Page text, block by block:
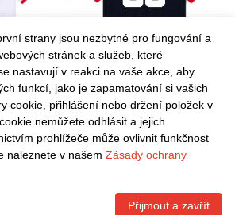
Danxen Pánské Shavy
Babicka #80 Černočervená
Daleko Hráčské Dresy
2025/26 Dres
Kč1.542,60
strany jsou nezbytné pro fungování a
stránek a služeb, které
nastavují v reakci na vaše akce, aby
funkcí, jako je zapamatování si vašich
cookie, přihlášení nebo držení položek v
nemůžete odhlásit a jejich
prohlížeče může ovlivnit funkčnost
naleznete v našem Zásady ochrany
Přijmout a zavřít